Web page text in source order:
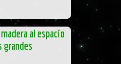
al espacio
grandes